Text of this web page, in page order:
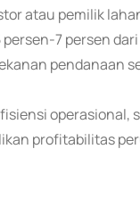
atau pemilik
7 persen
pendanaan
operasional,
profitabilitas